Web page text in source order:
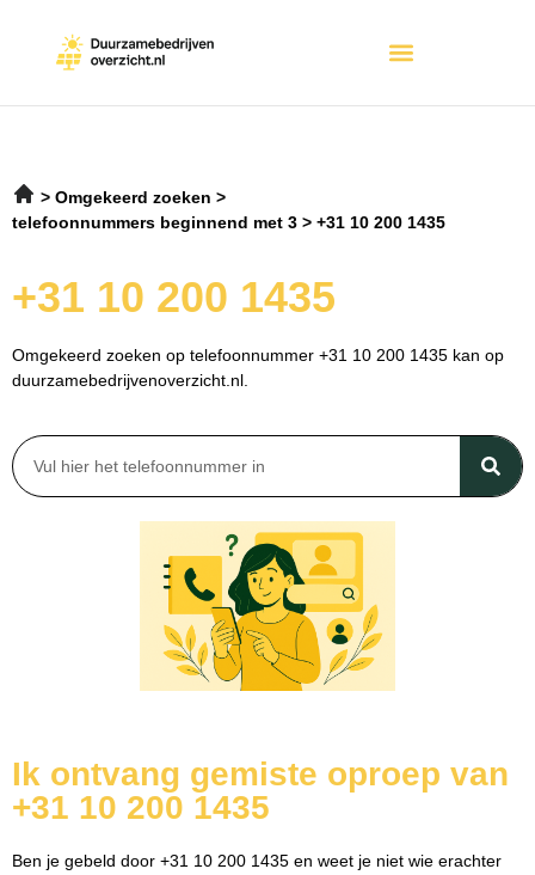
Omgekeerd zoeken
telefoonnummers beginnend met 3
+31 10 200 1435
+31 10 200 1435
Omgekeerd zoeken op telefoonnummer +31 10 200 1435 kan op
duurzamebedrijvenoverzicht.nl.
Ik ontvang gemiste oproep van
+31 10 200 1435
Ben je gebeld door +31 10 200 1435 en weet je niet wie erachter